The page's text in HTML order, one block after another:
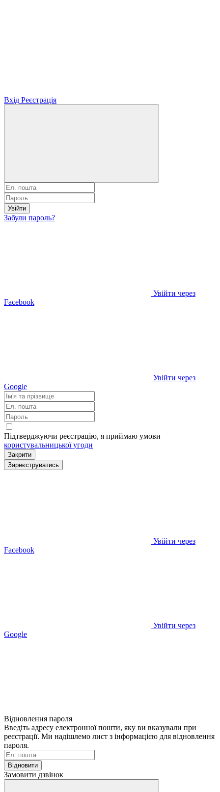
Вхід Реєстрація
Увійти
Забули пароль?
Увійти через
Facebook
Увійти через
Google
Підтверджуючи реєстрацію, я приймаю умови
користувальницької угоди
Закрити
Зареєструватись
Увійти через
Facebook
Увійти через
Google
Відновлення пароля
Введіть адресу електронної пошти, яку ви вказували при
реєстрації. Ми надішлемо лист з інформацією для відновлення
пароля.
Відновити
Замовити дзвінок